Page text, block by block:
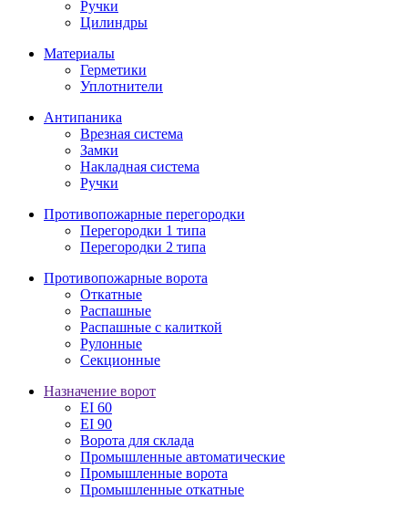
Ручки
Цилиндры
Материалы
Герметики
Уплотнители
Антипаника
Врезная система
Замки
Накладная система
Ручки
Противопожарные перегородки
Перегородки 1 типа
Перегородки 2 типа
Противопожарные ворота
Откатные
Распашные
Распашные с калиткой
Рулонные
Секционные
Назначение ворот
EI 60
EI 90
Ворота для склада
Промышленные автоматические
Промышленные ворота
Промышленные откатные